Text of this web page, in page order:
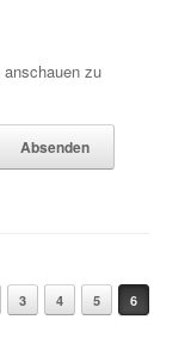
zu
3 4 5 6